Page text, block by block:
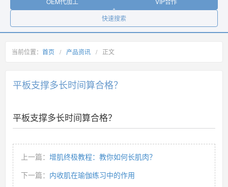
快速搜索
当前位置： 首页 / 产品资讯 / 正文
平板支撑多长时间算合格？
平板支撑多长时间算合格？
上一篇： 增肌终极教程：教你如何长肌肉？
下一篇： 内收肌在瑜伽练习中的作用